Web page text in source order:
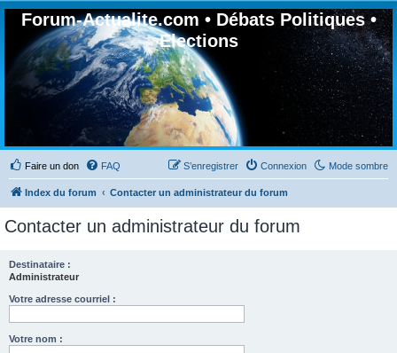
Forum-Actualite.com • Débats Politiques •
Elections
Faire un don Mode sombre
FAQ Connexion
S’enregistrer
Index du forum Contacter un administrateur du forum
Contacter un administrateur du forum
Destinataire :
Administrateur
Votre adresse courriel :
Votre nom :